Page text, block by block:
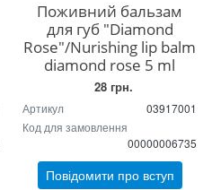
Поживний бальзам
для губ "Diamond
Rose"/Nurishing lip balm
diamond rose 5 ml
28 грн.
Артикул
03917001
Код для замовлення
00000006735
Повідомити про вступ